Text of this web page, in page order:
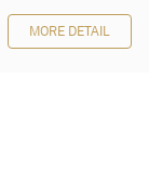
MORE DETAIL